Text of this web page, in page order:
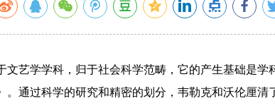
文艺学学科，归于社会科学范畴，它的产生基础是
。通过科学的研究和精密的划分，韦勒克和沃伦厘